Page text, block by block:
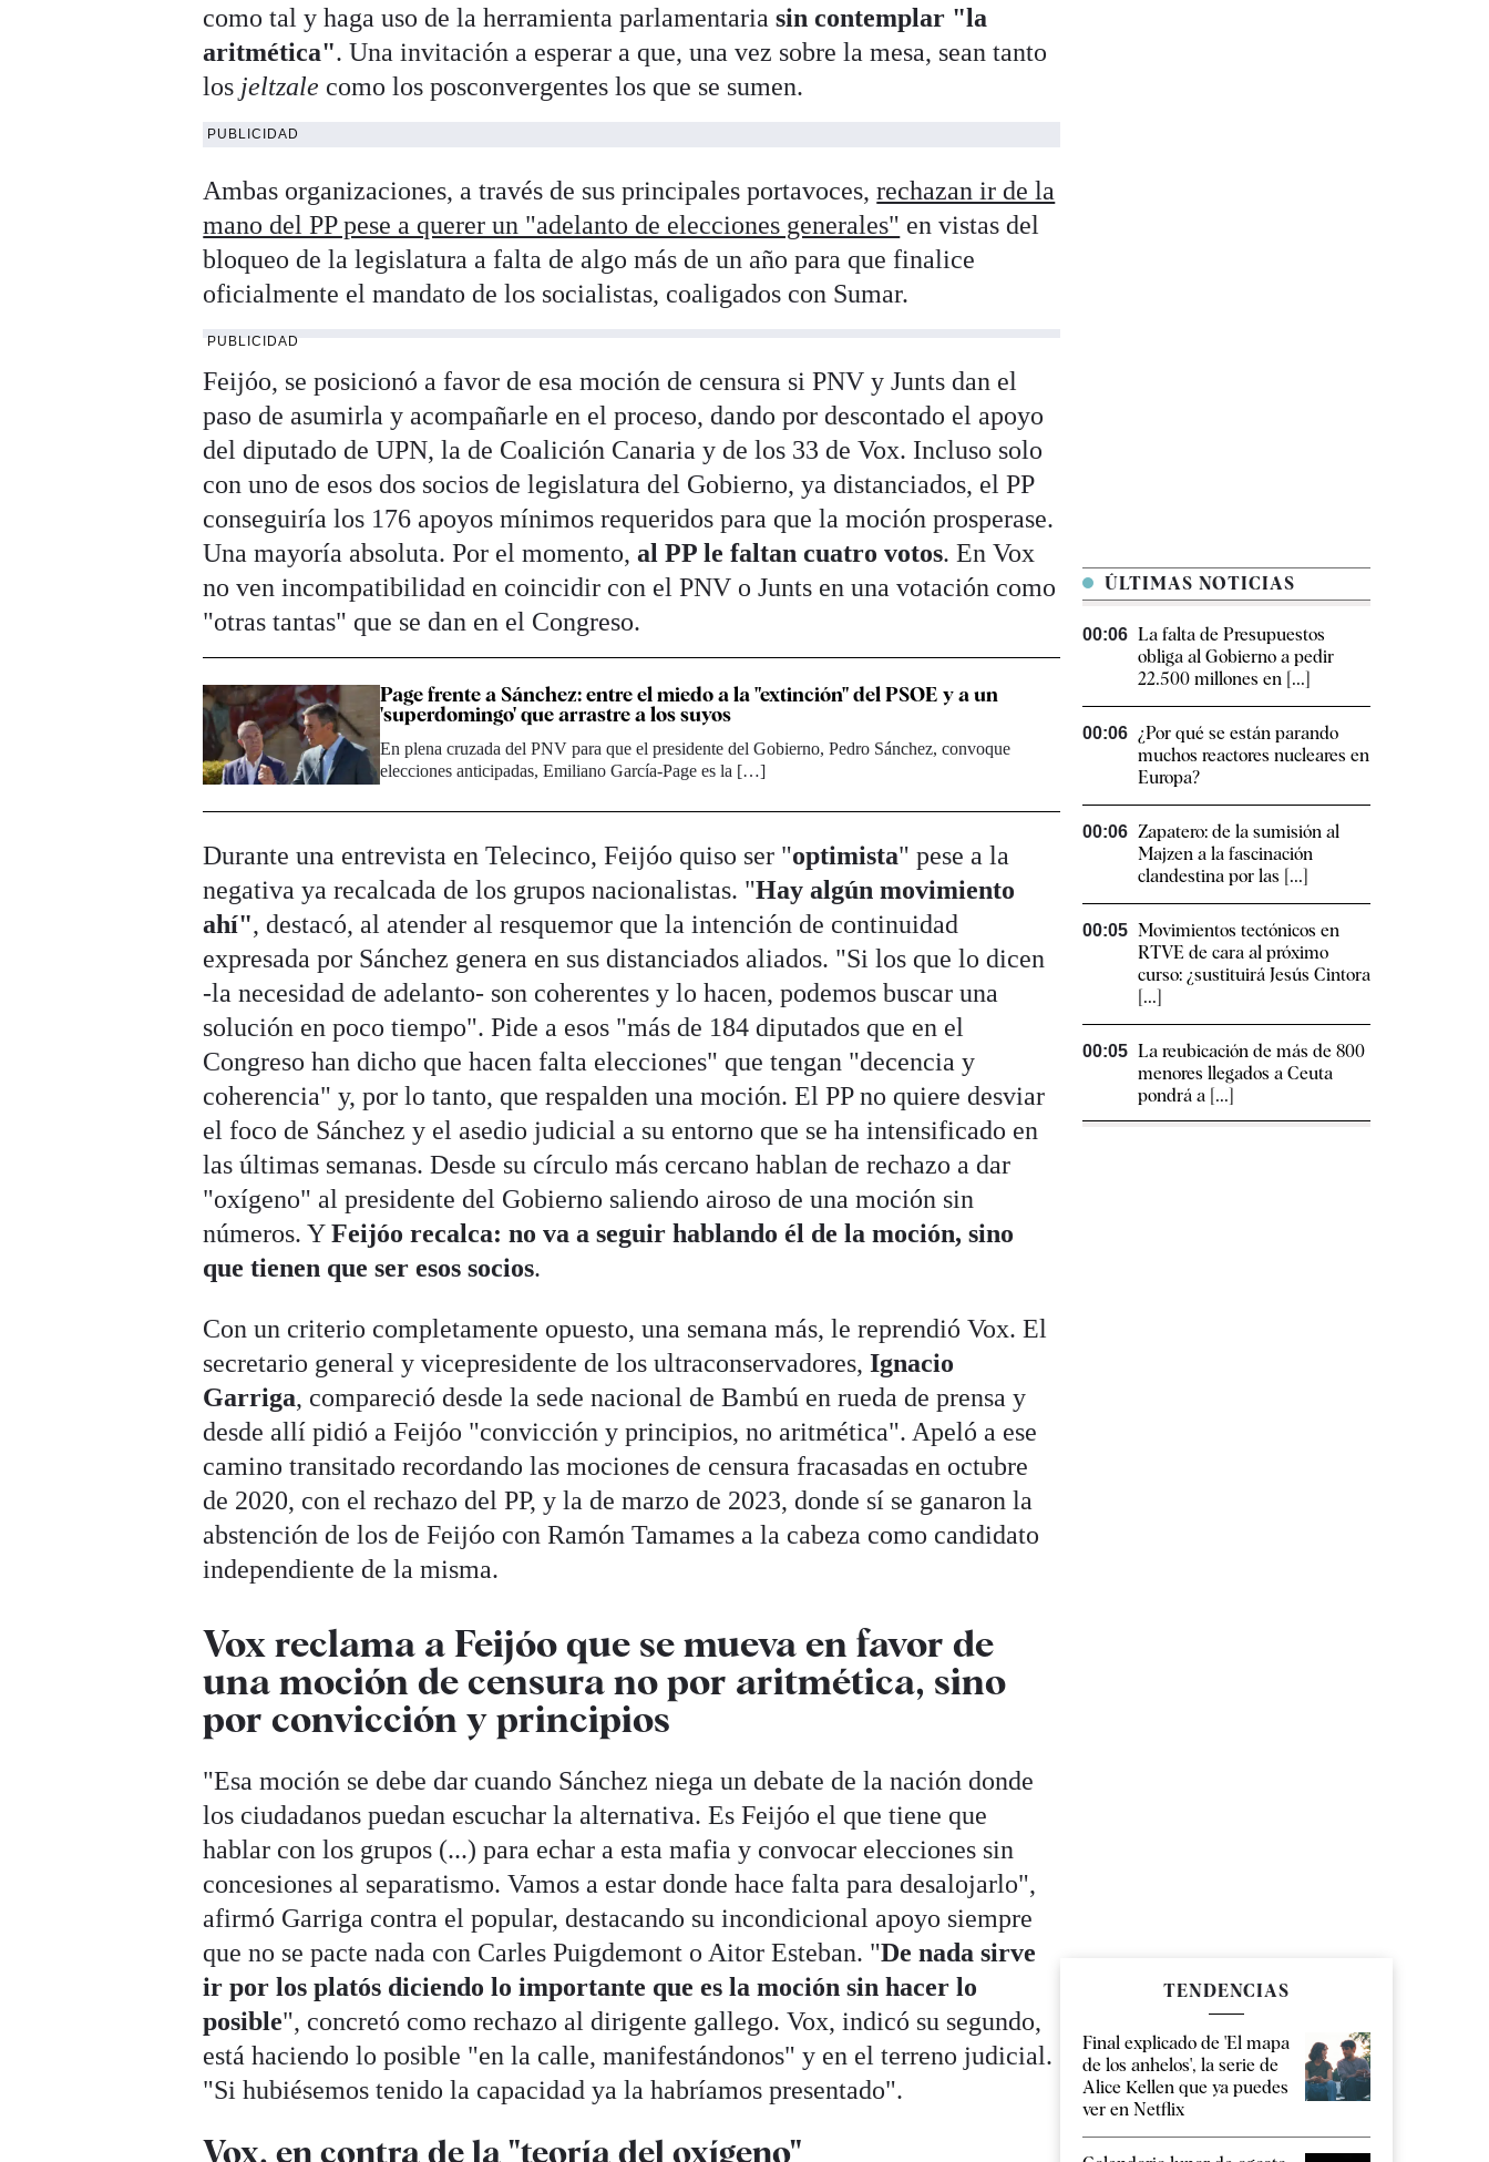
como tal y haga uso de la herramienta parlamentariasin contemplar "la
aritmética". Una invitación a esperar a que, una vez sobre la mesa, sean tanto
los jeltzale como los posconvergentes los que se sumen.
PUBLICIDAD
Ambas organizaciones, a través de sus principales portavoces,rechazan ir de la
mano del PP pese a querer un "adelanto de elecciones generales" en vistas del
bloqueo de la legislatura a falta de algo más de un año para que finalice
oficialmente el mandato de los socialistas, coaligados con Sumar.
PUBLICIDAD
Feijóo, se posicionó a favor de esa moción de censura si PNV y Junts dan el
paso de asumirla y acompañarle en el proceso, dando por descontado el apoyo
del diputado de UPN, la de Coalición Canaria y de los 33 de Vox. Incluso solo
con uno de esos dos socios de legislatura del Gobierno, ya distanciados, el PP
conseguiría los 176 apoyos mínimos requeridos para que la moción prosperase.
Una mayoría absoluta. Por el momento,al PP le faltan cuatro votos. En Vox
no ven incompatibilidad en coincidir con el PNV o Junts en una votación como
"otras tantas" que se dan en el Congreso.
Page frente a Sánchez: entre el miedo a la "extinción" del PSOE y a un
'superdomingo' que arrastre a los suyos
En plena cruzada del PNV para que el presidente del Gobierno, Pedro Sánchez, convoque
elecciones anticipadas, Emiliano García-Page es la […]
Durante una entrevista en Telecinco, Feijóo quiso ser "optimista" pese a la
negativa ya recalcada de los grupos nacionalistas. "Hay algún movimiento
ahí", destacó, al atender al resquemor que la intención de continuidad
expresada por Sánchez genera en sus distanciados aliados. "Si los que lo dicen
-la necesidad de adelanto- son coherentes y lo hacen, podemos buscar una
solución en poco tiempo". Pide a esos "más de 184 diputados que en el
Congreso han dicho que hacen falta elecciones" que tengan "decencia y
coherencia" y, por lo tanto, que respalden una moción. El PP no quiere desviar
el foco de Sánchez y el asedio judicial a su entorno que se ha intensificado en
las últimas semanas. Desde su círculo más cercano hablan de rechazo a dar
"oxígeno" al presidente del Gobierno saliendo airoso de una moción sin
números. YFeijóo recalca: no va a seguir hablando él de la moción, sino
que tienen que ser esos socios.
Con un criterio completamente opuesto, una semana más, le reprendió Vox. El
secretario general y vicepresidente de los ultraconservadores,Ignacio
Garriga, compareció desde la sede nacional de Bambú en rueda de prensa y
desde allí pidió a Feijóo "convicción y principios, no aritmética". Apeló a ese
camino transitado recordando las mociones de censura fracasadas en octubre
de 2020, con el rechazo del PP, y la de marzo de 2023, donde sí se ganaron la
abstención de los de Feijóo con Ramón Tamames a la cabeza como candidato
independiente de la misma.
Vox reclama a Feijóo que se mueva en favor de
una moción de censura no por aritmética, sino
por convicción y principios
"Esa moción se debe dar cuando Sánchez niega un debate de la nación donde
los ciudadanos puedan escuchar la alternativa. Es Feijóo el que tiene que
hablar con los grupos (...) para echar a esta mafia y convocar elecciones sin
concesiones al separatismo. Vamos a estar donde hace falta para desalojarlo",
afirmó Garriga contra el popular, destacando su incondicional apoyo siempre
que no se pacte nada con Carles Puigdemont o Aitor Esteban. "De nada sirve
ir por los platós diciendo lo importante que es la moción sin hacer lo
posible", concretó como rechazo al dirigente gallego. Vox, indicó su segundo,
está haciendo lo posible "en la calle, manifestándonos" y en el terreno judicial.
"Si hubiésemos tenido la capacidad ya la habríamos presentado".
Vox, en contra de la "teoría del oxígeno"
ÚLTIMAS NOTICIAS
00:06 La falta de Presupuestos
obliga al Gobierno a pedir
22.500 millones en [...]
00:06 ¿Por qué se están parando
muchos reactores nucleares en
Europa?
00:06 Zapatero: de la sumisión al
Majzen a la fascinación
clandestina por las [...]
00:05 Movimientos tectónicos en
RTVE de cara al próximo
curso: ¿sustituirá Jesús Cintora
[...]
00:05 La reubicación de más de 800
menores llegados a Ceuta
pondrá a [...]
TENDENCIAS
Final explicado de 'El mapa
de los anhelos', la serie de
Alice Kellen que ya puedes
ver en Netflix